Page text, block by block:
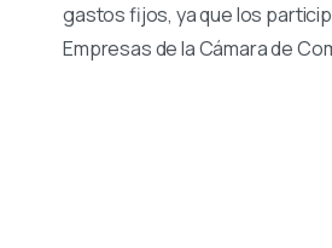
gastos fijos, ya que los
Empresas de la Cámara de